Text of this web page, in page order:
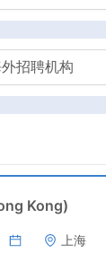
招聘机构
Kong)
上海